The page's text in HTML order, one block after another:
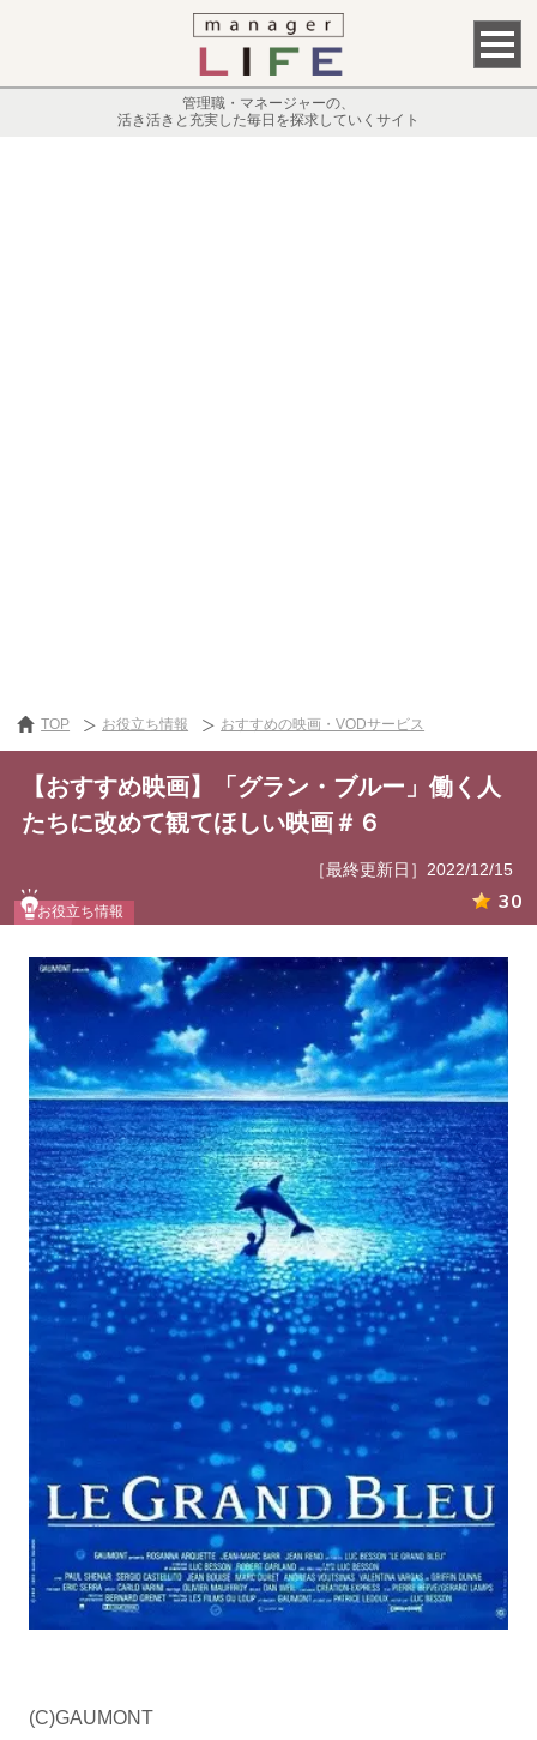
管理職・マネージャーの、
活き活きと充実した毎日を探求していくサイト
TOP お役立ち情報 おすすめの映画・VODサービス
【おすすめ映画】「グラン・ブルー」働く人
たちに改めて観てほしい映画＃６
［最終更新日］2022/12/15
お役立ち情報 30
(C)GAUMONT